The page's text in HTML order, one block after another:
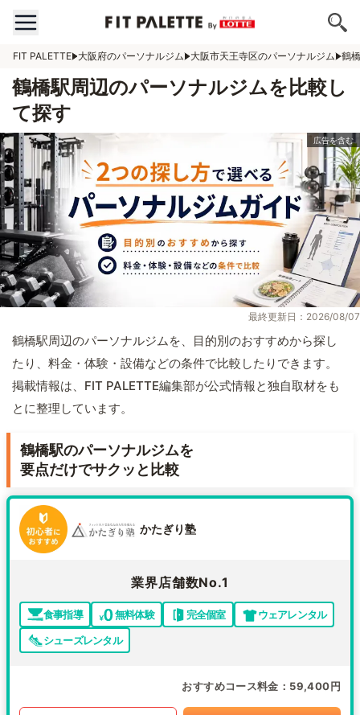
FIT PALETTE 大阪府のパーソナルジム 大阪市天王寺区のパーソナルジム 鶴
鶴橋駅周辺のパーソナルジムを比較し
て探す
最終更新日：2026/08/07
鶴橋駅周辺のパーソナルジムを、目的別のおすすめから探し
たり、料金・体験・設備などの条件で比較したりできます。
掲載情報は、FIT PALETTE編集部が公式情報と独自取材をも
とに整理しています。
鶴橋駅のパーソナルジムを
要点だけでサクッと比較
かたぎり塾
業界店舗数No.1
食事指導 無料体験 完全個室
ウェアレンタル
シューズレンタル
おすすめコース料金 59,400円